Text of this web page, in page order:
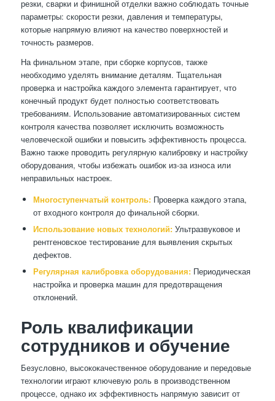
резки, сварки и финишной отделки важно соблюдать точные
параметры: скорости резки, давления и температуры,
которые напрямую влияют на качество поверхностей и
точность размеров.
На финальном этапе, при сборке корпусов, также
необходимо уделять внимание деталям. Тщательная
проверка и настройка каждого элемента гарантирует, что
конечный продукт будет полностью соответствовать
требованиям. Использование автоматизированных систем
контроля качества позволяет исключить возможность
человеческой ошибки и повысить эффективность процесса.
Важно также проводить регулярную калибровку и настройку
оборудования, чтобы избежать ошибок из-за износа или
неправильных настроек.
Многоступенчатый контроль:Проверка каждого этапа,
от входного контроля до финальной сборки.
Использование новых технологий:Ультразвуковое и
рентгеновское тестирование для выявления скрытых
дефектов.
Регулярная калибровка оборудования:Периодическая
настройка и проверка машин для предотвращения
отклонений.
Роль квалификации
сотрудников и обучение
Безусловно, высококачественное оборудование и передовые
технологии играют ключевую роль в производственном
процессе, однако их эффективность напрямую зависит от